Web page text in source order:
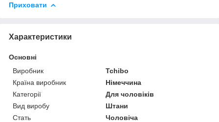
Приховати
Характеристики
Основні
Виробник
Tchibo
Країна виробник
Німеччина
Категорії
Для чоловіків
Вид виробу
Штани
Стать
Чоловіча